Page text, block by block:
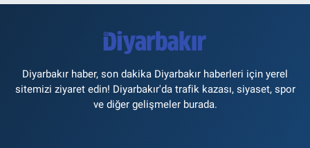
Diyarbakır haber, son dakika Diyarbakır haberleri için yerel
sitemizi ziyaret edin! Diyarbakır'da trafik kazası, siyaset, spor
ve diğer gelişmeler burada.